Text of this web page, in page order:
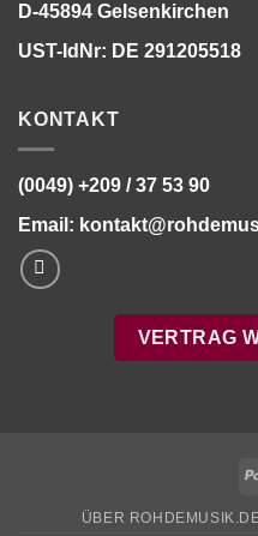
D-45894 Gelsenkirchen
UST-IdNr: DE 291205518
KONTAKT
(0049) +209 / 37 53 90
Email:
VERTRAG
ÜBER